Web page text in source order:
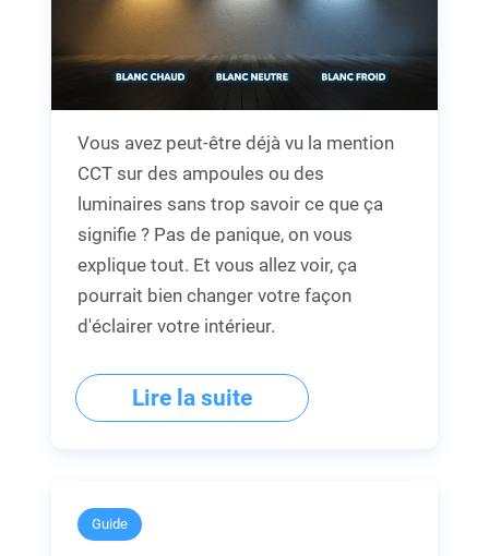
Vous avez peut-être déjà vu la mention
CCT sur des ampoules ou des
luminaires sans trop savoir ce que ça
signifie ? Pas de panique, on vous
explique tout. Et vous allez voir, ça
pourrait bien changer votre façon
d'éclairer votre intérieur.
Lire la suite
Guide